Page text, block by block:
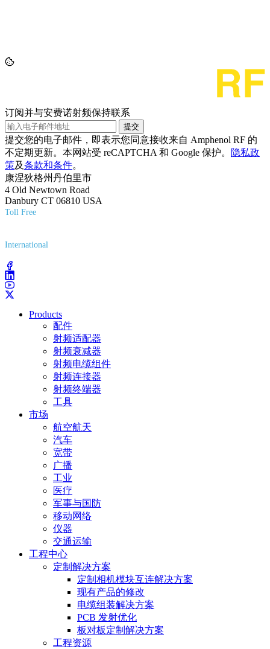
订阅并与安费诺射频保持联系
提交
提交您的电子邮件，即表示您同意接收来自 Amphenol RF 的
不定期更新。本网站受 reCAPTCHA 和 Google 保护。
隐私政
策及条款和条件。
康涅狄格州丹伯里市
4 Old Newtown Road
Danbury CT 06810 USA
Toll Free
International
Products
配件
射频适配器
射频衰减器
射频电缆组件
射频连接器
射频终端器
工具
市场
航空航天
汽车
宽带
广播
工业
医疗
军事与国防
移动网络
仪器
交通运输
工程中心
定制解决方案
定制相机模块互连解决方案
现有产品的修改
电缆组装解决方案
PCB 发射优化
板对板定制解决方案
工程资源